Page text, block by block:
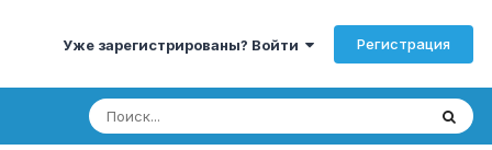
Уже зарегистрированы? Войти Регистрация